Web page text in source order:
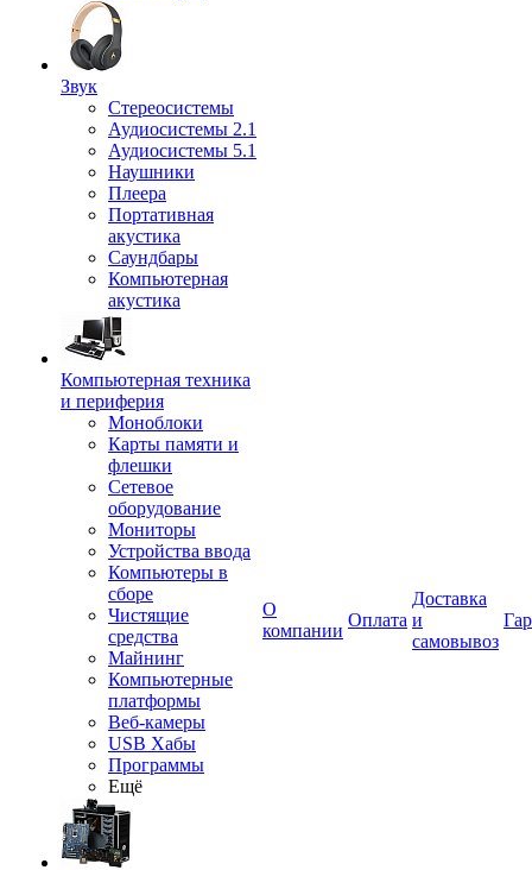
Звук
Стереосистемы
Аудиосистемы 2.1
Аудиосистемы 5.1
Наушники
Плеера
Портативная
акустика
Саундбары
Компьютерная
акустика
Компьютерная техника
и периферия
Моноблоки
Карты памяти и
флешки
Сетевое
оборудование
Мониторы
Устройства ввода
Компьютеры в
сборе
Чистящие
средства
Майнинг
Компьютерные
платформы
Веб-камеры
USB Хабы
Программы
Ещё
О
компании
Оплата
Доставка
и
самовывоз